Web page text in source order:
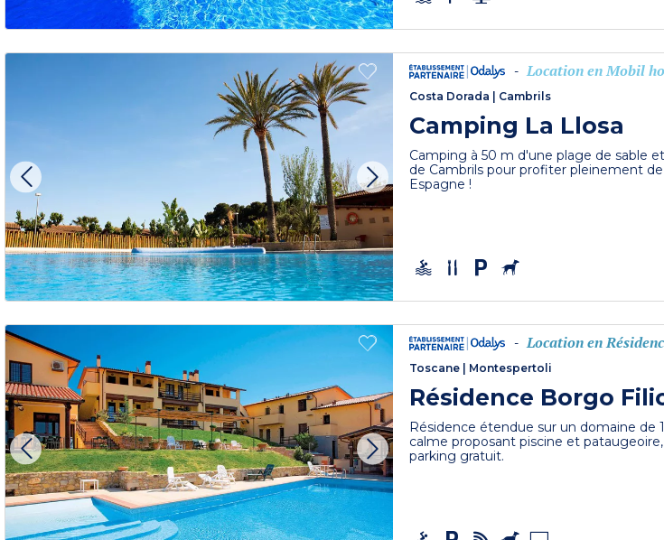
- Location en Mobil
Costa Dorada Cambrils
Camping La Llosa
Camping à 50 m d'une plage de sable
de Cambrils pour profiter pleinement
Espagne !
- Location en
Toscane Montespertoli
Résidence Borgo
Résidence étendue sur un domaine de
calme proposant piscine et
parking gratuit.